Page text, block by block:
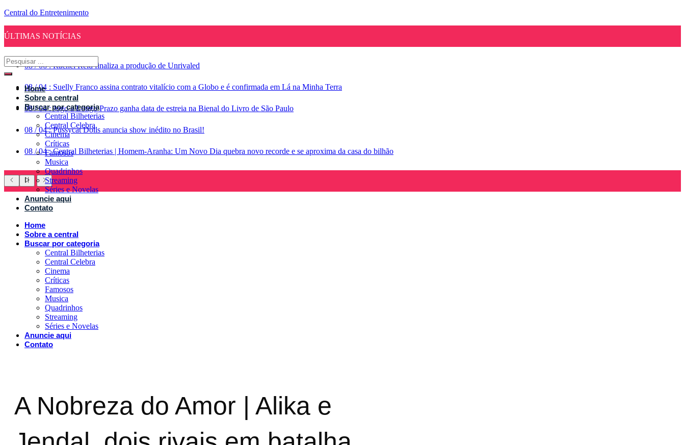
Central do Entretenimento
ÚLTIMAS NOTÍCIAS
08 / 06 : Rachel Reid finaliza a produção de Unrivaled
08 / 04 : Suelly Franco assina contrato vitalício com a Globo e é confirmada em Lá na Minha Terra
08 / 04 : Jogo a Longo Prazo ganha data de estreia na Bienal do Livro de São Paulo
08 / 04 : Pussycat Dolls anuncia show inédito no Brasil!
08 / 04 : Central Bilheterias | Homem-Aranha: Um Novo Dia quebra novo recorde e se aproxima da casa do bilhão
Home
Sobre a central
Buscar por categoria
Central Bilheterias
Central Celebra
Cinema
Críticas
Famosos
Musica
Quadrinhos
Streaming
Séries e Novelas
Anuncie aqui
Contato
Home
Sobre a central
Buscar por categoria
Central Bilheterias
Central Celebra
Cinema
Críticas
Famosos
Musica
Quadrinhos
Streaming
Séries e Novelas
Anuncie aqui
Contato
A Nobreza do Amor | Alika e